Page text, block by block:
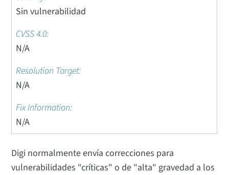
Sin vulnerabilidad
N/A
N/A
N/A
Digi normalmente envía correcciones para
vulnerabilidades "críticas" o de "alta" gravedad a los